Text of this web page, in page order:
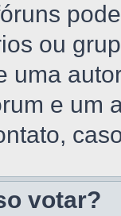
ou
uma
e um
votar?